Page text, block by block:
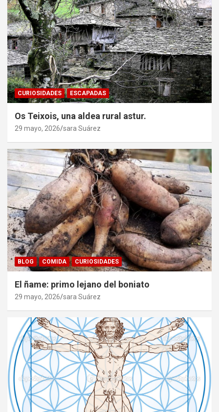
CURIOSIDADES ESCAPADAS
Os Teixois, una aldea rural astur.
29 mayo, 2026 sara Suárez
BLOG COMIDA CURIOSIDADES
El ñame: primo lejano del boniato
29 mayo, 2026 sara Suárez